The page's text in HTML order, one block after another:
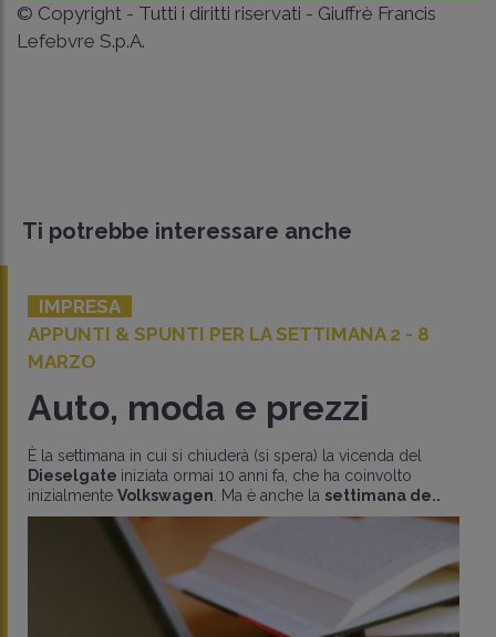
© Copyright - Tutti i diritti riservati - Giuffrè Francis
Lefebvre S.p.A.
Ti potrebbe interessare anche
IMPRESA
APPUNTI & SPUNTI PER LA SETTIMANA 2 - 8
MARZO
Auto, moda e prezzi
È la settimana in cui si chiuderà (si spera) la vicenda del
Dieselgate iniziata ormai 10 anni fa, che ha coinvolto
inizialmente Volkswagen . Ma è anche la settimana de..